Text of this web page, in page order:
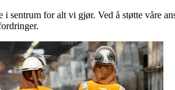
i sentrum for alt vi gjør. Ved å støtte våre